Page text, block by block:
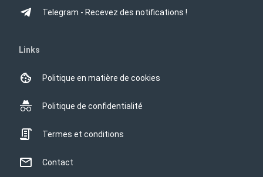
Telegram - Recevez des notifications !
Links
Politique en matière de cookies
Politique de confidentialité
Termes et conditions
Contact